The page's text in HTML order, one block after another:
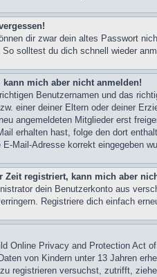
dir zwar dein altes Passwort
solltest du dich schnell wieder
mich aber nicht anmelden!
Benutzernamen und das
einer deiner Eltern oder deiner
angemeldeten Mitglieder erst
erhalten hast, folge den dort
Mail-Adresse korrekt eingegeben
Zeit registriert, kann mich aber
dein Benutzerkonto aus
Registriere dich einfach
Online Privacy and Protection Act
von Kindern unter 13 Jahren
registrieren versuchst, zutrifft,